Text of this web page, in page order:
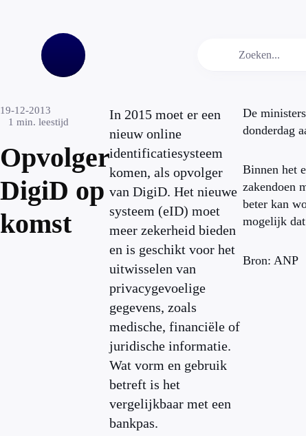
19-12-2013
1 min. leestijd
Opvolger
DigiD op
komst
In 2015 moet er een
nieuw online
identificatiesysteem
komen, als opvolger
van DigiD. Het nieuwe
systeem (eID) moet
meer zekerheid bieden
en is geschikt voor het
uitwisselen van
privacygevoelige
gegevens, zoals
medische, financiële of
juridische informatie.
Wat vorm en gebruik
betreft is het
vergelijkbaar met een
bankpas.
De
donderdag
Binnen het
zakendoen
beter kan
mogelijk
Bron: ANP